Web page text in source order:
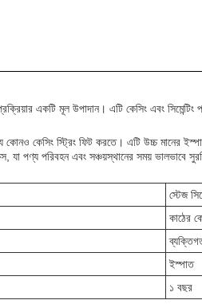
একটি মূল উপাদান। এটি কেসিং এবং
কোনও কেসিং স্ট্রিং ফিট করতে। এটি উচ্চ মানের
যা পণ্য পরিবহন এবং সঞ্চয়স্থানের সময় ভালভাবে
স্টেজ
কাঠের
ইস্পাত
১ বছর